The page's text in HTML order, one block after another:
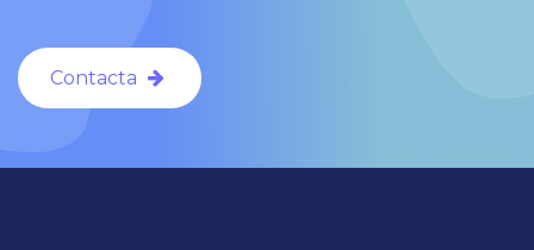
Contacta